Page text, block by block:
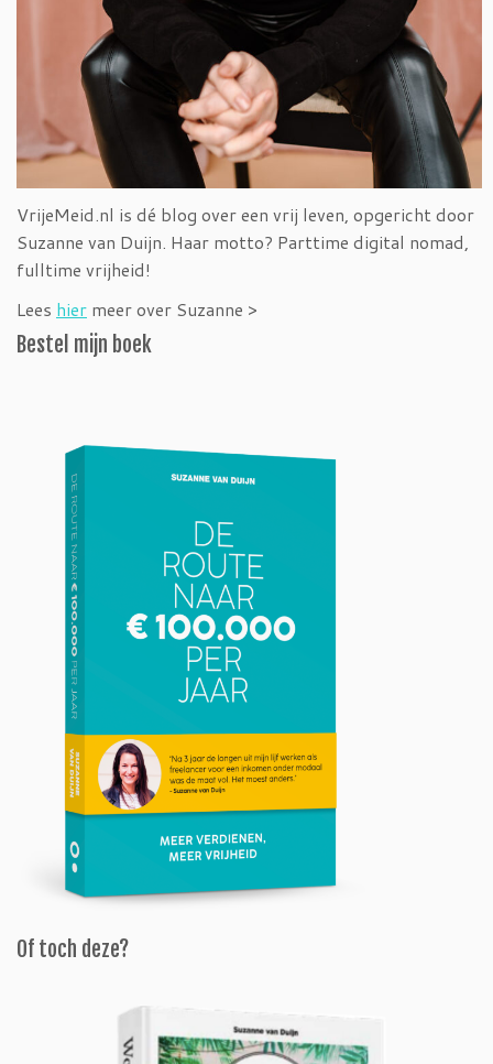
VrijeMeid.nl is dé blog over een vrij leven, opgericht door
Suzanne van Duijn. Haar motto? Parttime digital nomad,
fulltime vrijheid!
Lees hier meer over Suzanne >
Bestel mijn boek
Of toch deze?